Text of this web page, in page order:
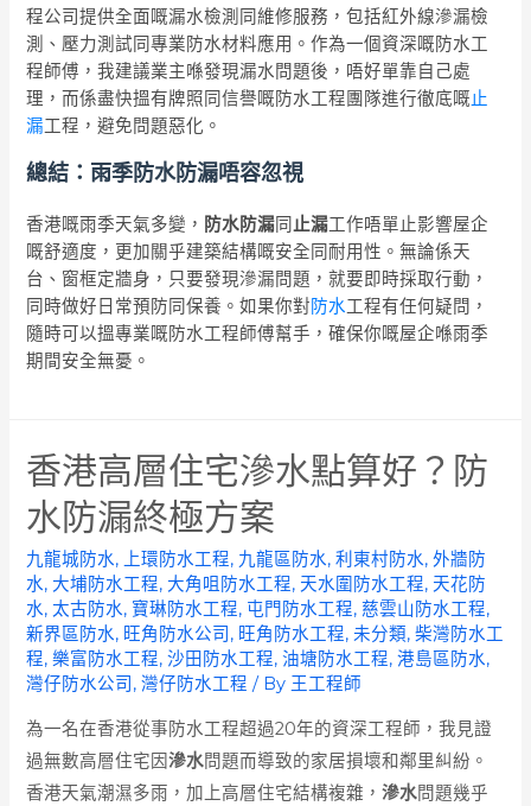
程公司提供全面嘅漏水檢測同維修服務，包括紅外線滲漏檢
測、壓力測試同專業防水材料應用。作為一個資深嘅防水工
程師傅，我建議業主喺發現漏水問題後，唔好單靠自己處
理，而係盡快搵有牌照同信譽嘅防水工程團隊進行徹底嘅止
漏工程，避免問題惡化。
總結：雨季防水防漏唔容忽視
香港嘅雨季天氣多變， 防水防漏同止漏工作唔單止影響屋企
嘅舒適度，更加關乎建築結構嘅安全同耐用性。無論係天
台、窗框定牆身，只要發現滲漏問題，就要即時採取行動，
同時做好日常預防同保養。如果你對 防水工程有任何疑問，
隨時可以搵專業嘅防水工程師傅幫手，確保你嘅屋企喺雨季
期間安全無憂。
香港高層住宅滲水點算好？防
水防漏終極方案
九龍城防水, 上環防水工程, 九龍區防水,利東村防水,外牆防
水,大埔防水工程,大角咀防水工程, 天水圍防水工程, 天花防
水,太古防水, 寶琳防水工程, 屯門防水工程,慈雲山防水工程,
新界區防水, 旺角防水公司 , 旺角防水工程,未分類,柴灣防水工
程,樂富防水工程,沙田防水工程,油塘防水工程,港島區防水,
灣仔防水公司 ,灣仔防水工程 / By 王工程師
為一名在香港從事防水工程超過20年的資深工程師，我見證
過無數高層住宅因滲水問題而導致的家居損壞和鄰里糾紛。
香港天氣潮濕多雨，加上高層住宅結構複雜，滲水問題幾乎